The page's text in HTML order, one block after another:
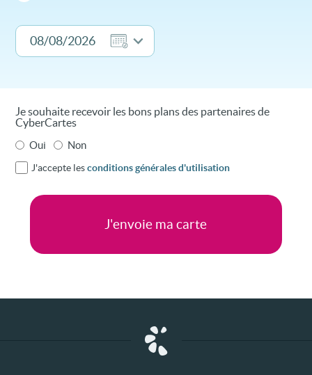
Je souhaite recevoir les bons plans des partenaires de
CyberCartes
Oui Non
J'accepte lesconditions générales d'utilisation